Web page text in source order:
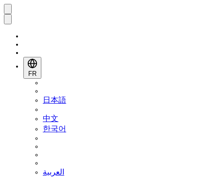
FR
日本語
中文
한국어
العربية